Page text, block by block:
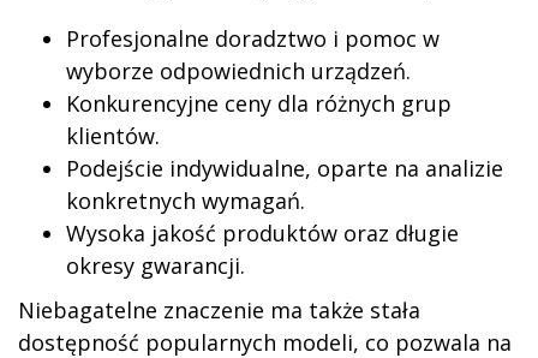
Profesjonalne doradztwo i pomoc w
wyborze odpowiednich urządzeń.
Konkurencyjne ceny dla różnych grup
klientów.
Podejście indywidualne, oparte na analizie
konkretnych wymagań.
Wysoka jakość produktów oraz długie
okresy gwarancji.
Niebagatelne znaczenie ma także stała
dostępność popularnych modeli, co pozwala na